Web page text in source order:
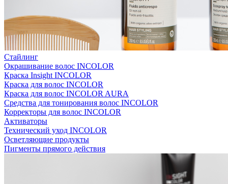
Стайлинг
Окрашивание волос INCOLOR
Краска Insight INCOLOR
Краска для волос INCOLOR
Краска для волос INCOLOR AURA
Средства для тонирования волос INCOLOR
Корректоры для волос INCOLOR
Активаторы
Технический уход INCOLOR
Осветляющие продукты
Пигменты прямого действия